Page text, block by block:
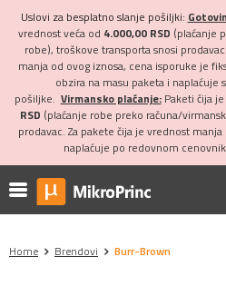
Uslovi za besplatno slanje pošiljki:
vrednost veća od 4.000,00 RSD (plaćanje
robe), troškove transporta snosi
manja od ovog iznosa, cena isporuke je
obzira na masu paketa i naplaćuje
pošiljke. Virmansko plaćanje:Paketi čija
RSD (plaćanje robe preko računa/
prodavac. Za pakete čija je vrednost
naplaćuje po redovnom
Home Brendovi Burr-Brown